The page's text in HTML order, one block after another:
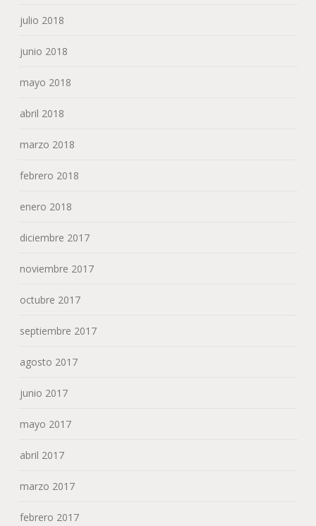
enero 2018
diciembre 2017
noviembre 2017
octubre 2017
septiembre 2017
agosto 2017
junio 2017
mayo 2017
abril 2017
marzo 2017
febrero 2017
enero 2017
diciembre 2016
septiembre 2016
agosto 2016
junio 2016
febrero 2016